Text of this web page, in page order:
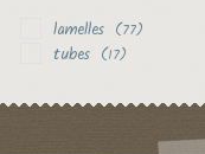
lamelles (77)
tubes (17)